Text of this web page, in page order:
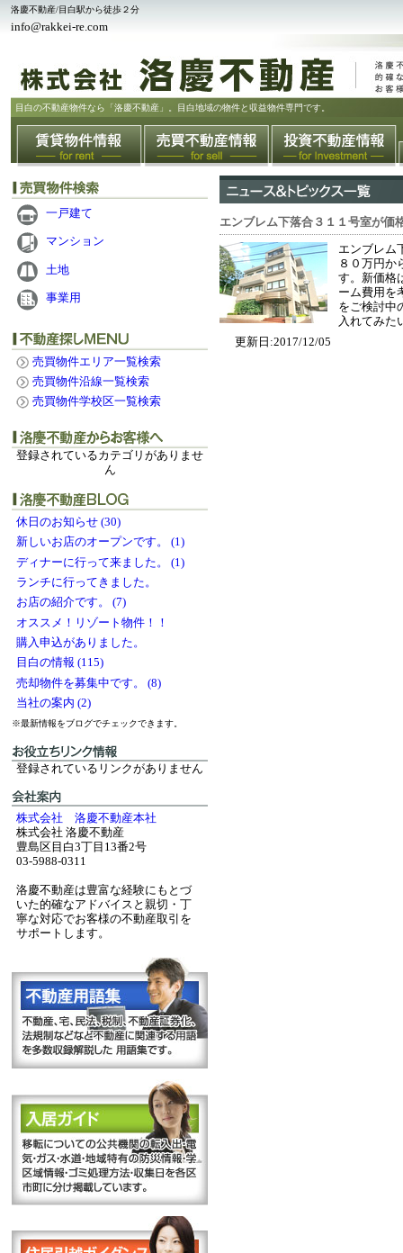
洛慶不動産/目白駅から徒歩２分
info@rakkei-re.com
目白の不動産物件なら「洛慶不動産」。目白地域の物件と収益物件専門です。
一戸建て
マンション
土地
事業用
売買物件エリア一覧検索
売買物件沿線一覧検索
売買物件学校区一覧検索
登録されているカテゴリがありませ
ん
休日のお知らせ (30)
新しいお店のオープンです。 (1)
ディナーに行って来ました。 (1)
ランチに行ってきました。
お店の紹介です。 (7)
オススメ！リゾート物件！！
購入申込がありました。
目白の情報 (115)
売却物件を募集中です。 (8)
当社の案内 (2)
※最新情報をブログでチェックできます。
登録されているリンクがありません
株式会社 洛慶不動産本社
株式会社 洛慶不動産
豊島区目白3丁目13番2号
03-5988-0311
洛慶不動産は豊富な経験にもとづ
いた的確なアドバイスと親切・丁
寧な対応でお客様の不動産取引を
サポートします。
エンブレム下落合３１１号室が価
エンブレム
８０万円か
す。新価格
ーム費用を
をご検討中
入れてみた
更新日:2017/12/05